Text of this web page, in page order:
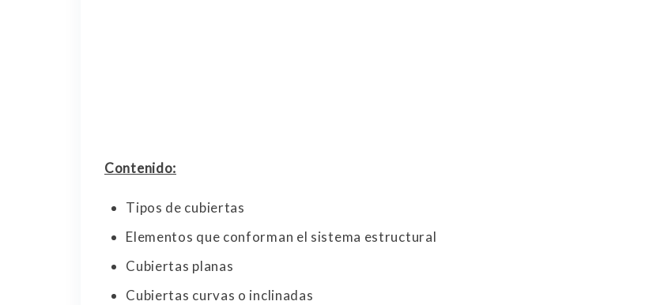
Contenido:
Tipos de cubiertas
Elementos que conforman el sistema estructural
Cubiertas planas
Cubiertas curvas o inclinadas